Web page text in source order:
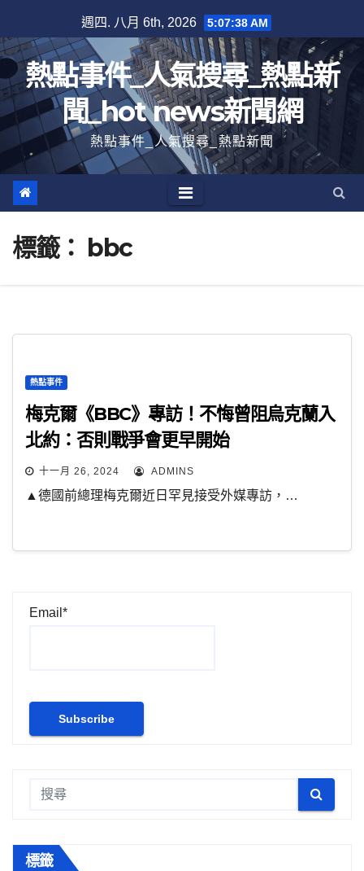
至
內
容
週四. 八月 6th, 2026 5:07:38 AM
熱點事件_人氣搜尋_熱點新
聞_hot news新聞網
熱點事件_人氣搜尋_熱點新聞
標籤： bbc
熱點事件
梅克爾《BBC》專訪！不悔曾阻烏克蘭入
北約：否則戰爭會更早開始
十一月 26, 2024 ADMINS
▲德國前總理梅克爾近日罕見接受外媒專訪，…
Email*
標籤